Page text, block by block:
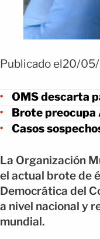
Publicado el20/
OMS descarta
Brote
Casos
La Organización
el actual brote de
Democrática del
a nivel nacional y
mundial.